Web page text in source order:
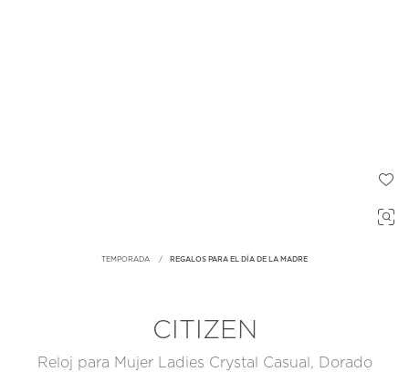
TEMPORADA REGALOS PARA EL DÍA DE LA MADRE
CITIZEN
Reloj para Mujer Ladies Crystal Casual, Dorado